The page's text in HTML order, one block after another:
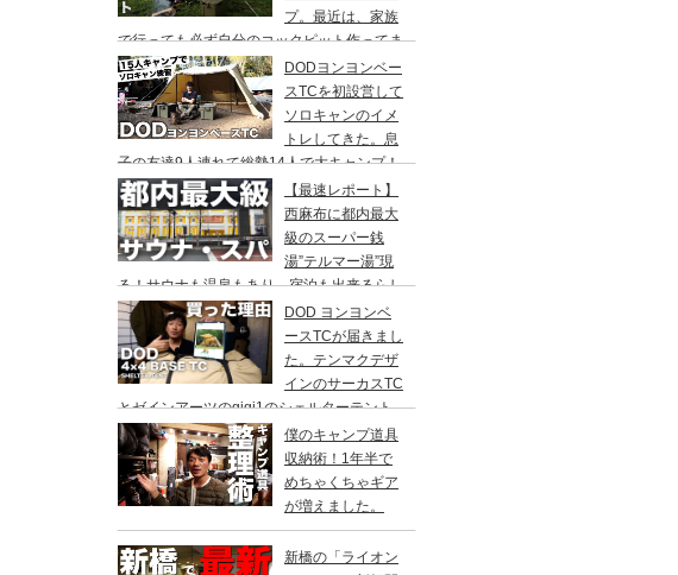
プ。最近は、家族
で行っても必ず自分のコックピット作ってま
す♪
DODヨンヨンベー
スTCを初設営して
ソロキャンのイメ
トレしてきた。息
子の友達9人連れて総勢14人で大キャンプ！
めちゃくちゃ疲れたぞ。
【最速レポート】
西麻布に都内最大
級のスーパー銭
湯”テルマー湯”現
る！サウナも温泉もあり、宿泊も出来るらし
い♪
DOD ヨンヨンベ
ースTCが届きまし
た。テンマクデザ
インのサーカスTC
とゼインアーツのgigi1のシェルターテント
と比較検討をし、購入に至った理由。
僕のキャンプ道具
収納術！1年半で
めちゃくちゃギア
が増えました。
新橋の「ライオン